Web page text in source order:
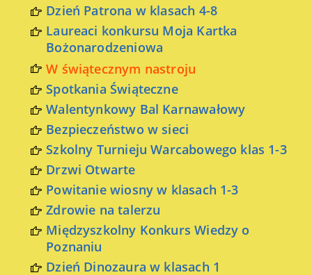
Dzień Patrona w klasach 4-8
Laureaci konkursu Moja Kartka
Bożonarodzeniowa
W świątecznym nastroju
Spotkania Świąteczne
Walentynkowy Bal Karnawałowy
Bezpieczeństwo w sieci
Szkolny Turnieju Warcabowego klas 1-3
Drzwi Otwarte
Powitanie wiosny w klasach 1-3
Zdrowie na talerzu
Międzyszkolny Konkurs Wiedzy o
Poznaniu
Dzień Dinozaura w klasach 1